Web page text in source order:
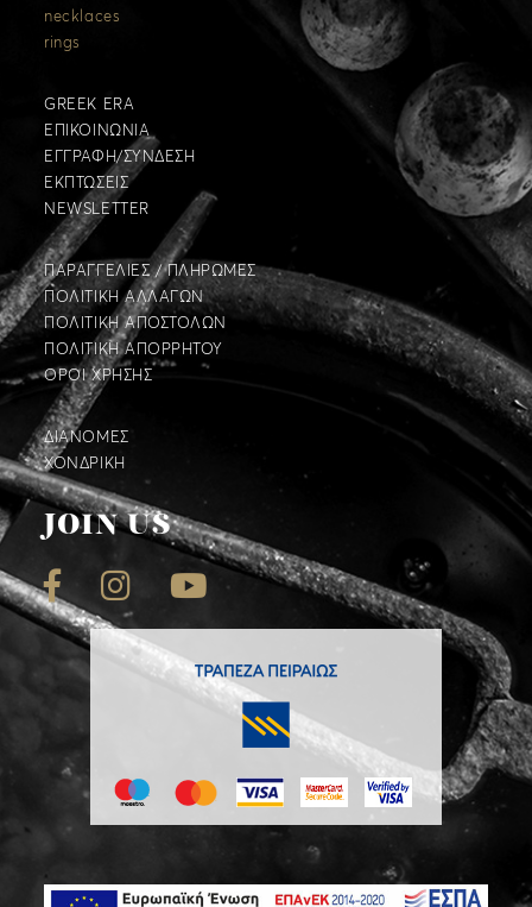
necklaces
rings
GREEK ERA
ΕΠΙΚΟΙΝΩΝΙΑ
ΕΓΓΡΑΦΗ/ΣΥΝΔΕΣΗ
ΕΚΠΤΩΣΕΙΣ
NEWSLETTER
ΠΑΡΑΓΓΕΛΙΕΣ / ΠΛΗΡΩΜΕΣ
ΠΟΛΙΤΙΚΗ ΑΛΛΑΓΩΝ
ΠΟΛΙΤΙΚΗ ΑΠΟΣΤΟΛΩΝ
ΠΟΛΙΤΙΚΗ ΑΠΟΡΡΗΤΟΥ
ΟΡΟΙ ΧΡΗΣΗΣ
ΔΙΑΝΟΜΕΣ
ΧΟΝΔΡΙΚΗ
JOIN US